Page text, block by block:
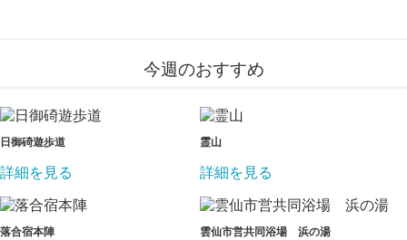
今週のおすすめ
日御碕遊歩道
詳細を見る
霊山
詳細を見る
落合宿本陣 雲仙市営共同浴場 浜の湯